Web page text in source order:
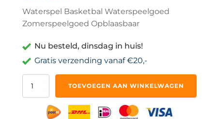
Waterspel Basketbal Waterspeelgoed
Zomerspeelgoed Opblaasbaar
Nu besteld, dinsdag in huis!
Gratis verzending vanaf €20,-
Waterspel
Waterspeelgoed
TOEVOEGEN AAN WINKELWAGEN